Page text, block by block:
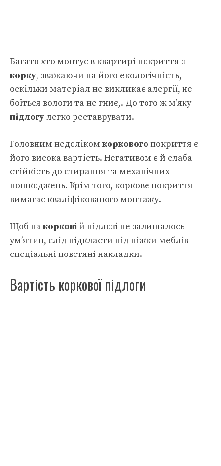
Багато хто монтує в квартирі покриття з
корку, зважаючи на його екологічність,
оскільки матеріал не викликає алергії, не
боїться вологи та не гниє,. До того ж м’яку
підлогулегко реставрувати.
Головним недоліком коркового покриття є
його висока вартість. Негативом є й слаба
стійкість до стирання та механічних
пошкоджень. Крім того, коркове покриття
вимагає кваліфікованого монтажу.
Щоб накорковій підлозі не залишалось
ум’ятин, слід підкласти під ніжки меблів
спеціальні повстяні накладки.
Вартість коркової підлоги